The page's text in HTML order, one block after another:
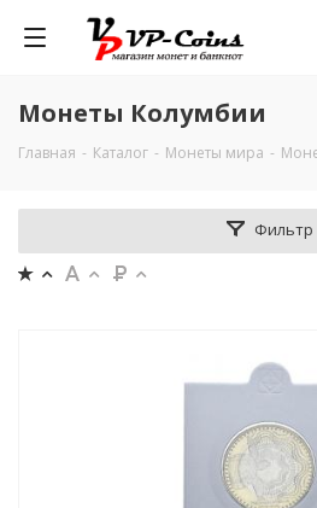
Монеты Колумбии
Главная - Каталог - Монеты мира -
Фильтр